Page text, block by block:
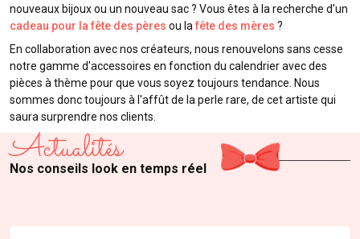
nouveaux bijoux ou un nouveau sac ? Vous êtes à la recherche d'un
cadeau pour la fête des pères ou la fête des mères ?
En collaboration avec nos créateurs, nous renouvelons sans cesse
notre gamme d'accessoires en fonction du calendrier avec des
pièces à thème pour que vous soyez toujours tendance. Nous
sommes donc toujours à l'affût de la perle rare, de cet artiste qui
saura surprendre nos clients.
Actualités
Nos conseils look en temps réel